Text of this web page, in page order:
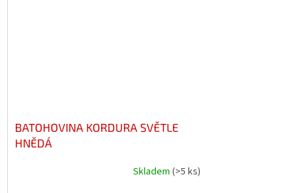
BATOHOVINA KORDURA SVĚTLE
HNĚDÁ
Skladem (>5 ks)